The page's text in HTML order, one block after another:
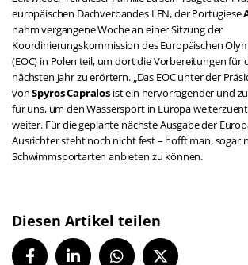
europäischen Dachverbandes LEN, der Portugiese
nahm vergangene Woche an einer Sitzung der
Koordinierungskommission des Europäischen
(EOC) in Polen teil, um dort die Vorbereitungen für
nächsten Jahr zu erörtern. „Das EOC unter der
vonSpyros Capralosist ein hervorragender und
für uns, um den Wassersport in Europa
weiter. Für die geplante nächste Ausgabe der
Ausrichter steht noch nicht fest – hofft man, sogar
Schwimmsportarten anbieten zu können.
Diesen Artikel teilen